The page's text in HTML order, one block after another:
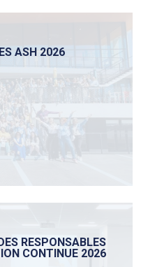
ASH 2026
RESPONSABLES
CONTINUE 2026